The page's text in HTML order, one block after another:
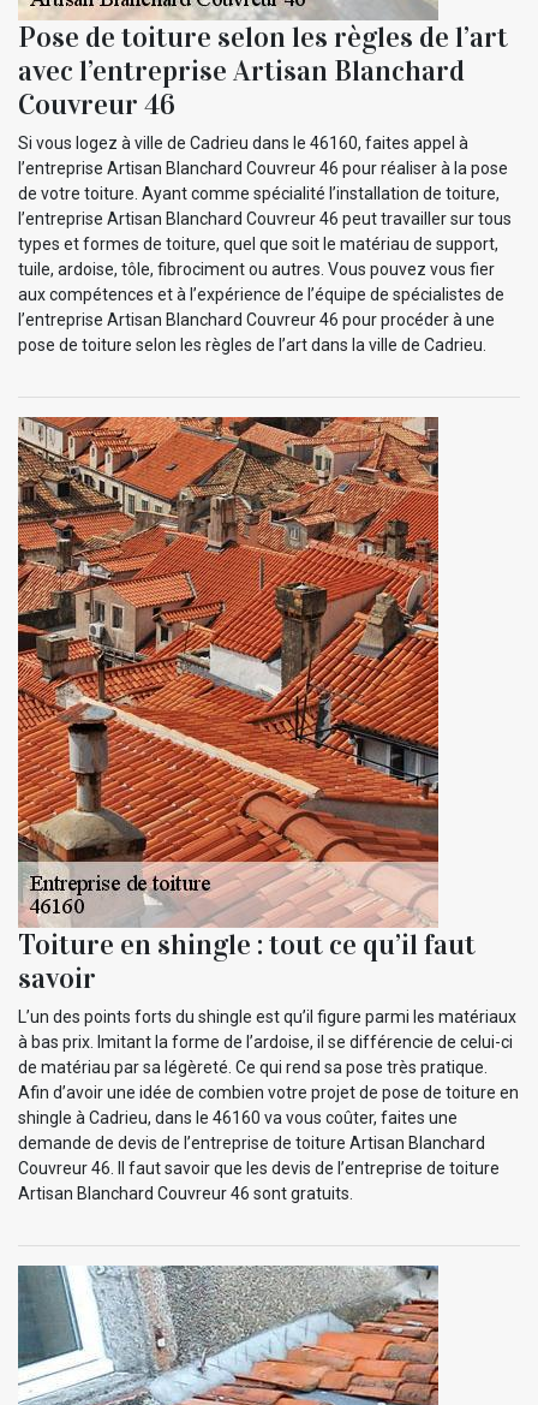
Pose de toiture selon les règles de l’art
avec l’entreprise Artisan Blanchard
Couvreur 46
Si vous logez à ville de Cadrieu dans le 46160, faites appel à
l’entreprise Artisan Blanchard Couvreur 46 pour réaliser à la pose
de votre toiture. Ayant comme spécialité l’installation de toiture,
l’entreprise Artisan Blanchard Couvreur 46 peut travailler sur tous
types et formes de toiture, quel que soit le matériau de support,
tuile, ardoise, tôle, fibrociment ou autres. Vous pouvez vous fier
aux compétences et à l’expérience de l’équipe de spécialistes de
l’entreprise Artisan Blanchard Couvreur 46 pour procéder à une
pose de toiture selon les règles de l’art dans la ville de Cadrieu.
Toiture en shingle : tout ce qu’il faut
savoir
L’un des points forts du shingle est qu’il figure parmi les matériaux
à bas prix. Imitant la forme de l’ardoise, il se différencie de celui-ci
de matériau par sa légèreté. Ce qui rend sa pose très pratique.
Afin d’avoir une idée de combien votre projet de pose de toiture en
shingle à Cadrieu, dans le 46160 va vous coûter, faites une
demande de devis de l’entreprise de toiture Artisan Blanchard
Couvreur 46. Il faut savoir que les devis de l’entreprise de toiture
Artisan Blanchard Couvreur 46 sont gratuits.